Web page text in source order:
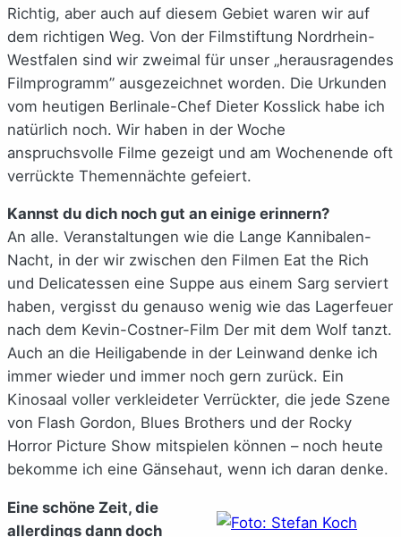
Richtig, aber auch auf diesem Gebiet waren wir auf
dem richtigen Weg. Von der Filmstiftung Nordrhein-
Westfalen sind wir zweimal für unser „herausragendes
Filmprogramm” ausgezeichnet worden. Die Urkunden
vom heutigen Berlinale-Chef Dieter Kosslick habe ich
natürlich noch. Wir haben in der Woche
anspruchsvolle Filme gezeigt und am Wochenende oft
verrückte Themennächte gefeiert.
Kannst du dich noch gut an einige erinnern?
An alle. Veranstaltungen wie die Lange Kannibalen-
Nacht, in der wir zwischen den Filmen Eat the Rich
und Delicatessen eine Suppe aus einem Sarg serviert
haben, vergisst du genauso wenig wie das Lagerfeuer
nach dem Kevin-Costner-Film Der mit dem Wolf tanzt.
Auch an die Heiligabende in der Leinwand denke ich
immer wieder und immer noch gern zurück. Ein
Kinosaal voller verkleideter Verrückter, die jede Szene
von Flash Gordon, Blues Brothers und der Rocky
Horror Picture Show mitspielen können – noch heute
bekomme ich eine Gänsehaut, wenn ich daran denke.
Eine schöne Zeit, die
allerdings dann doch